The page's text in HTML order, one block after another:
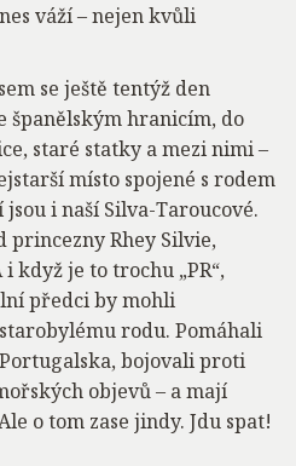
váží – nejen kvůli
se ještě tentýž den
španělským hranicím, do
staré statky a mezi nimi –
místo spojené s rodem
i naší Silva-Taroucové.
princezny Rhey Silvie,
když je to trochu „PR“,
předci by mohli
rodu. Pomáhali
bojovali proti
objevů – a mají
o tom zase jindy. Jdu spat!